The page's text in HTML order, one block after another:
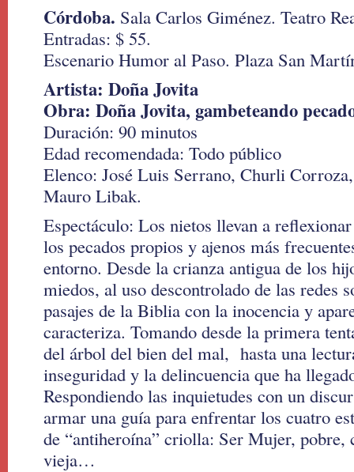
Córdoba. Sala Carlos Giménez. Teatro
Entradas: $ 55.
Escenario Humor al Paso. Plaza San
Artista: Doña Jovita
Obra: Doña Jovita, gambeteando
Duración: 90 minutos
Edad recomendada: Todo público
Elenco: José Luis Serrano, Churli
Mauro Libak.
Espectáculo: Los nietos llevan a
los pecados propios y ajenos más
entorno. Desde la crianza antigua de los
miedos, al uso descontrolado de las redes
pasajes de la Biblia con la inocencia y
caracteriza. Tomando desde la primera
del árbol del bien del mal, hasta una
inseguridad y la delincuencia que ha
Respondiendo las inquietudes con un
armar una guía para enfrentar los cuatro
de “antiheroína” criolla: Ser Mujer, pobre,
vieja…